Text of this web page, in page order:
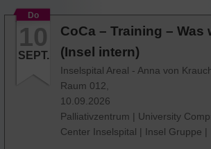
Do
10
SEPT.
CoCa – Training –
(Insel intern)
Inselspital Areal - Anna von
Raum 012,
10.09.2026
Palliativzentrum | University
Center Inselspital | Insel Gruppe |